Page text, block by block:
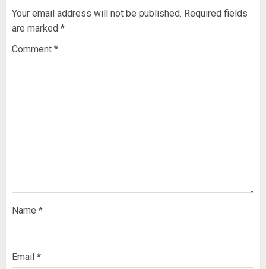
Your email address will not be published. Required fields
are marked *
Comment *
Name *
Email *